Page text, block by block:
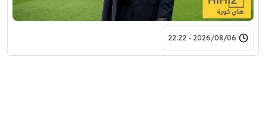
2026/08/06 - 22:22